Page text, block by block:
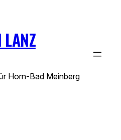
Horn-Bad Meinberg